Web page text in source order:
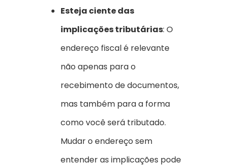
Esteja ciente das
implicações tributárias: O
endereço fiscal é relevante
não apenas para o
recebimento de documentos,
mas também para a forma
como você será tributado.
Mudar o endereço sem
entender as implicações pode